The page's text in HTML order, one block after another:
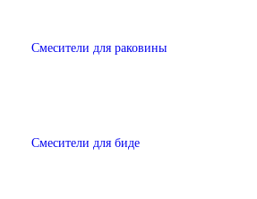
Смесители для раковины
Смесители для биде